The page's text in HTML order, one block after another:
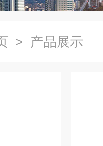
> 产品展示